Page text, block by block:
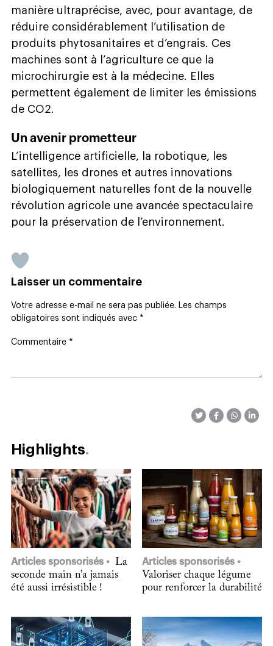
manière ultraprécise, avec, pour avantage, de
réduire considérablement l’utilisation de
produits phytosanitaires et d’engrais. Ces
machines sont à l’agriculture ce que la
microchirurgie est à la médecine. Elles
permettent également de limiter les émissions
de CO2.
Un avenir prometteur
L’intelligence artificielle, la robotique, les
satellites, les drones et autres innovations
biologiquement naturelles font de la nouvelle
révolution agricole une avancée spectaculaire
pour la préservation de l’environnement.
Laisser un commentaire
Votre adresse e-mail ne sera pas publiée.
Les champs
obligatoires sont indiqués avec *
Commentaire *
Highlights
Articles sponsorisés
La
seconde main n’a jamais
été aussi irrésistible !
Articles sponsorisés
Valoriser chaque légume
pour renforcer la durabilité